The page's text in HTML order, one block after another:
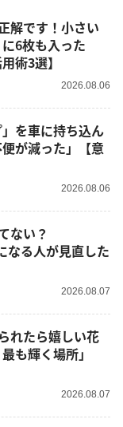
6枚も入った
術3選】
2026.08.06
を車に持ち込ん
が減った」【意
2026.08.06
なる人が見直した
2026.08.07
も輝く場所」
2026.08.07